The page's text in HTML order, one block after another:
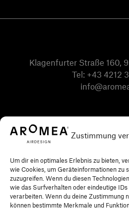
Zustimmung
Um dir ein optimales Erlebnis zu bieten,
wie Cookies, um Geräteinformationen zu
zuzugreifen. Wenn du diesen
wie das Surfverhalten oder eindeutige
verarbeiten. Wenn du deine Zustimmung
können bestimmte Merkmale und
Klagenfurter Straße 160,
Tel: +43 4212